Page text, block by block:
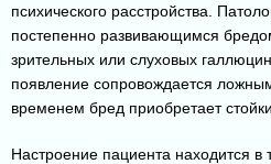
психического расстройства.
постепенно развивающимся
зрительных или слуховых
появление сопровождается
временем бред приобретает
Настроение пациента находится в